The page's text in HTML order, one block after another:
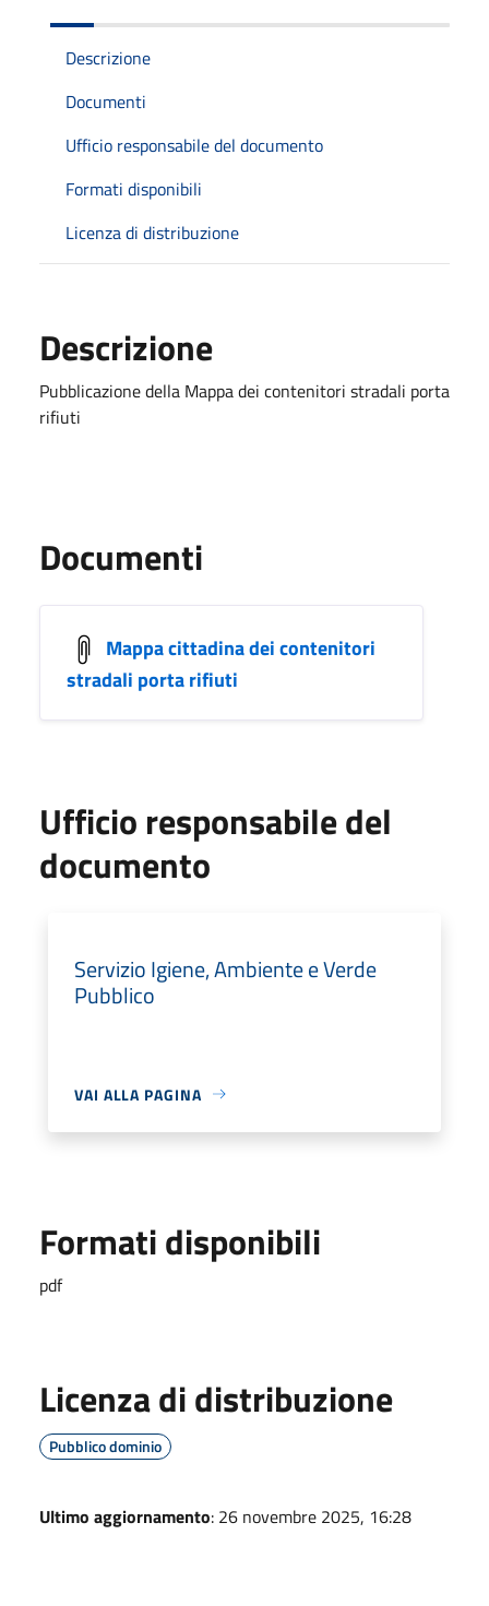
Descrizione
Documenti
Ufficio responsabile del documento
Formati disponibili
Licenza di distribuzione
Descrizione
Pubblicazione della Mappa dei contenitori stradali porta
rifiuti
Documenti
Mappa cittadina dei contenitori
stradali porta rifiuti
Ufficio responsabile del
documento
Servizio Igiene, Ambiente e Verde
Pubblico
VAI ALLA PAGINA
Formati disponibili
pdf
Licenza di distribuzione
Pubblico dominio
Ultimo aggiornamento: 26 novembre 2025, 16:28